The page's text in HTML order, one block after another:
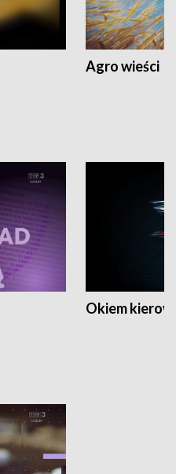
Agro wieści
Okiem